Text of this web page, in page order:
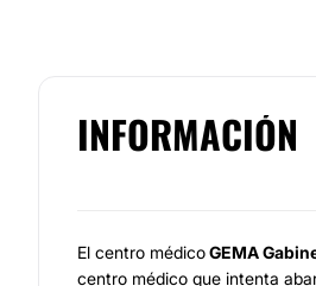
INFORMACIÓN
El centro médicoGEMA
centro médico que intenta